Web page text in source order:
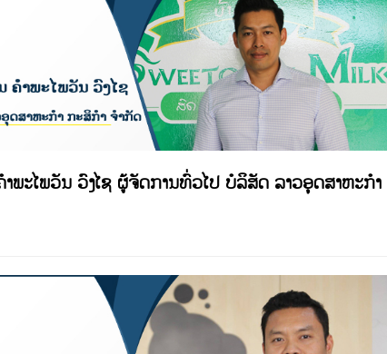
ພະໄພວັນ ວົງໄຊ ຜູ້ຈັດການທົ່ວໄປ ບໍລິສັດ ລາວອຸດສາຫະກໍາ